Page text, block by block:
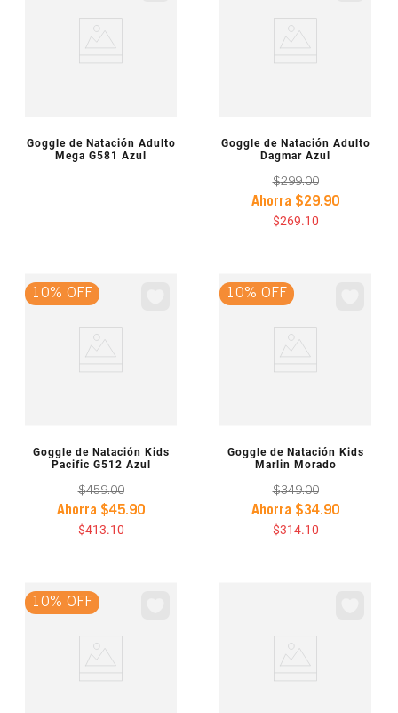
VISTA PREVIA
Goggle de Natación Adulto
Mega G581 Azul
VISTA PREVIA
Goggle de Natación Adulto
Dagmar Azul
$299.00
Ahorra $29.90
$269.10
10% OFF
VISTA PREVIA
Goggle de Natación Kids
Pacific G512 Azul
$459.00
Ahorra $45.90
$413.10
10% OFF
VISTA PREVIA
Goggle de Natación Kids
Marlin Morado
$349.00
Ahorra $34.90
$314.10
10% OFF